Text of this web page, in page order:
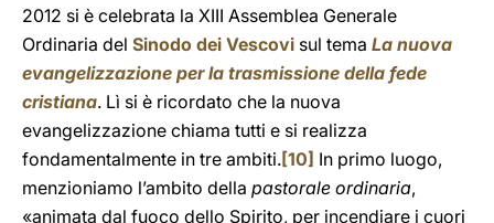
2012 si è celebrata la XIII Assemblea Generale
Ordinaria del Sinodo dei Vescovi sul tema La nuova
evangelizzazione per la trasmissione della fede
cristiana. Lì si è ricordato che la nuova
evangelizzazione chiama tutti e si realizza
fondamentalmente in tre ambiti.[10] In primo luogo,
menzioniamo l’ambito della pastorale ordinaria,
«animata dal fuoco dello Spirito, per incendiare i cuori